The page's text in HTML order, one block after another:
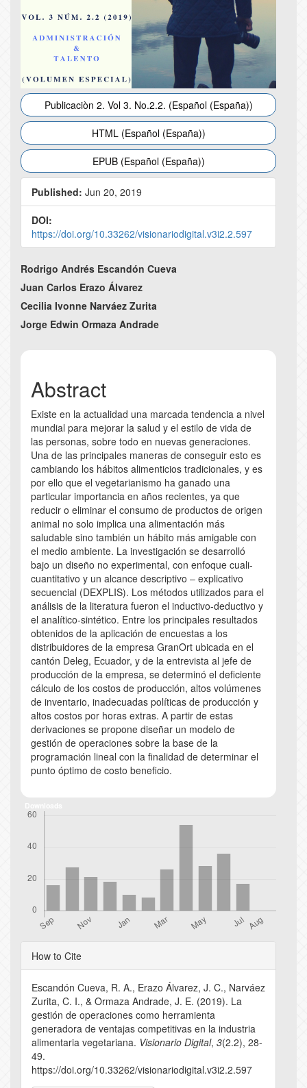
Publicaciòn 2. Vol 3. No.2.2. (Español (España))
HTML (Español (España))
EPUB (Español (España))
Published: Jun 20, 2019
DOI:
https://doi.org/10.33262/visionariodigital.v3i2.2.597
Main
Article
Content
Rodrigo Andrés Escandón Cueva
Juan Carlos Erazo Álvarez
Cecilia Ivonne Narváez Zurita
Jorge Edwin Ormaza Andrade
Abstract
Existe en la actualidad una marcada tendencia a nivel
mundial para mejorar la salud y el estilo de vida de
las personas, sobre todo en nuevas generaciones.
Una de las principales maneras de conseguir esto es
cambiando los hábitos alimenticios tradicionales, y es
por ello que el vegetarianismo ha ganado una
particular importancia en años recientes, ya que
reducir o eliminar el consumo de productos de origen
animal no solo implica una alimentación más
saludable sino también un hábito más amigable con
el medio ambiente. La investigación se desarrolló
bajo un diseño no experimental, con enfoque cuali-
cuantitativo y un alcance descriptivo – explicativo
secuencial (DEXPLIS). Los métodos utilizados para el
análisis de la literatura fueron el inductivo-deductivo y
el analítico-sintético. Entre los principales resultados
obtenidos de la aplicación de encuestas a los
distribuidores de la empresa GranOrt ubicada en el
cantón Deleg, Ecuador, y de la entrevista al jefe de
producción de la empresa, se determinó el deficiente
cálculo de los costos de producción, altos volúmenes
de inventario, inadecuadas políticas de producción y
altos costos por horas extras. A partir de estas
derivaciones se propone diseñar un modelo de
gestión de operaciones sobre la base de la
programación lineal con la finalidad de determinar el
punto óptimo de costo beneficio.
Article
Details
How to Cite
Escandón Cueva, R. A., Erazo Álvarez, J. C., Narváez
Zurita, C. I., & Ormaza Andrade, J. E. (2019). La
gestión de operaciones como herramienta
generadora de ventajas competitivas en la industria
alimentaria vegetariana. Visionario Digital, 3(2.2), 28-
49.
https://doi.org/10.33262/visionariodigital.v3i2.2.597